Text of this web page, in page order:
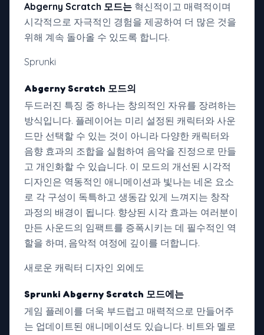
Abgerny Scratch 모드는 혁신적이고 매력적이며
시각적으로 자극적인 경험을 제공하여 더 많은 것을
위해 계속 돌아올 수 있도록 합니다.
Sprunki
Abgerny Scratch 모드의
두드러진 특징 중 하나는 창의적인 자유를 장려하는
방식입니다. 플레이어는 미리 설정된 캐릭터와 사운
드만 선택할 수 있는 것이 아니라 다양한 캐릭터와
음향 효과의 조합을 실험하여 음악을 진정으로 만들
고 개인화할 수 있습니다. 이 모드의 개선된 시각적
디자인은 역동적인 애니메이션과 빛나는 네온 요소
로 각 구성이 독특하고 생동감 있게 느껴지는 창작
과정의 배경이 됩니다. 향상된 시각 효과는 여러분이
만든 사운드의 임팩트를 증폭시키는 데 필수적인 역
할을 하며, 음악적 여정에 깊이를 더합니다.
새로운 캐릭터 디자인 외에도
Sprunki Abgerny Scratch 모드에는
게임 플레이를 더욱 부드럽고 매력적으로 만들어주
는 업데이트된 애니메이션도 있습니다. 비트와 멜로